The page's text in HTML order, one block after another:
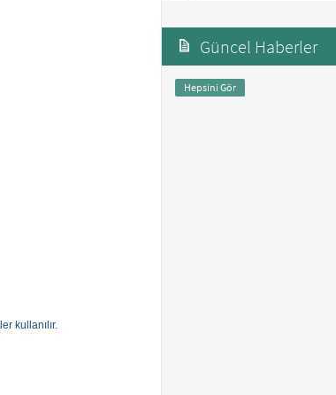
kullanılır.
Güncel Haberler
Hepsini Gör